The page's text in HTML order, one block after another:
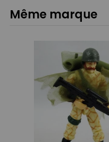
Même marque